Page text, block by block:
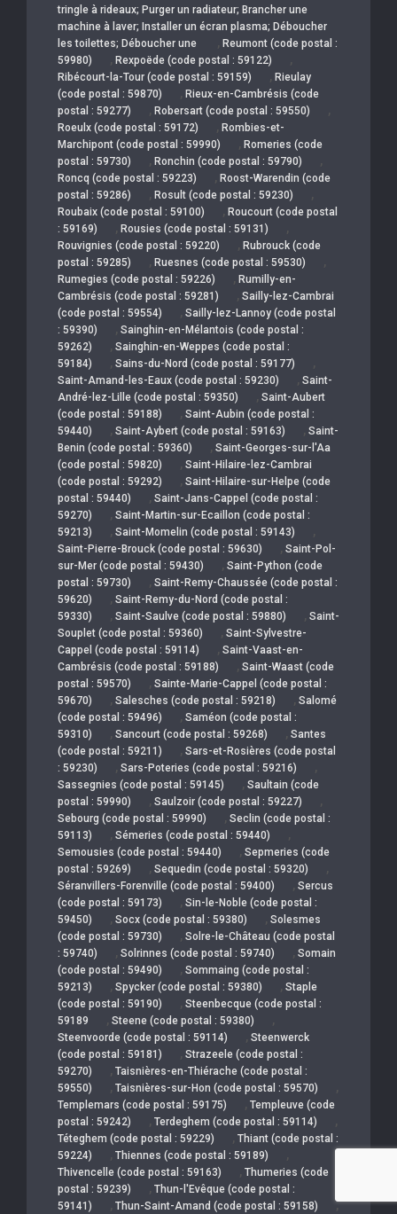
tringle à rideaux; Purger un radiateur; Brancher une
machine à laver; Installer un écran plasma; Déboucher
les toilettes; Déboucher une
, Reumont (code postal :
59980)
, Rexpoëde (code postal : 59122) ,
Ribécourt-la-Tour (code postal : 59159) , Rieulay
(code postal : 59870)
, Rieux-en-Cambrésis (code
postal : 59277)
, Robersart (code postal : 59550) ,
Roeulx (code postal : 59172) , Rombies-et-
Marchipont (code postal : 59990)
, Romeries (code
postal : 59730)
, Ronchin (code postal : 59790) ,
Roncq (code postal : 59223) , Roost-Warendin (code
postal : 59286)
, Rosult (code postal : 59230) ,
Roubaix (code postal : 59100) , Roucourt (code postal
: 59169)
, Rousies (code postal : 59131) ,
Rouvignies (code postal : 59220) , Rubrouck (code
postal : 59285)
, Ruesnes (code postal : 59530) ,
Rumegies (code postal : 59226) , Rumilly-en-
Cambrésis (code postal : 59281)
, Sailly-lez-Cambrai
(code postal : 59554)
, Sailly-lez-Lannoy (code postal
: 59390)
, Sainghin-en-Mélantois (code postal :
59262)
, Sainghin-en-Weppes (code postal :
59184)
, Sains-du-Nord (code postal : 59177) ,
Saint-Amand-les-Eaux (code postal : 59230) , Saint-
André-lez-Lille (code postal : 59350)
, Saint-Aubert
(code postal : 59188)
, Saint-Aubin (code postal :
59440)
, Saint-Aybert (code postal : 59163) , Saint-
Benin (code postal : 59360)
, Saint-Georges-sur-l'Aa
(code postal : 59820)
, Saint-Hilaire-lez-Cambrai
(code postal : 59292)
, Saint-Hilaire-sur-Helpe (code
postal : 59440)
, Saint-Jans-Cappel (code postal :
59270)
, Saint-Martin-sur-Ecaillon (code postal :
59213)
, Saint-Momelin (code postal : 59143) ,
Saint-Pierre-Brouck (code postal : 59630) , Saint-Pol-
sur-Mer (code postal : 59430)
, Saint-Python (code
postal : 59730)
, Saint-Remy-Chaussée (code postal :
59620)
, Saint-Remy-du-Nord (code postal :
59330)
, Saint-Saulve (code postal : 59880) , Saint-
Souplet (code postal : 59360)
, Saint-Sylvestre-
Cappel (code postal : 59114)
, Saint-Vaast-en-
Cambrésis (code postal : 59188)
, Saint-Waast (code
postal : 59570)
, Sainte-Marie-Cappel (code postal :
59670)
, Salesches (code postal : 59218) , Salomé
(code postal : 59496)
, Saméon (code postal :
59310)
, Sancourt (code postal : 59268) , Santes
(code postal : 59211)
, Sars-et-Rosières (code postal
: 59230)
, Sars-Poteries (code postal : 59216) ,
Sassegnies (code postal : 59145) , Saultain (code
postal : 59990)
, Saulzoir (code postal : 59227) ,
Sebourg (code postal : 59990) , Seclin (code postal :
59113)
, Sémeries (code postal : 59440) ,
Semousies (code postal : 59440) , Sepmeries (code
postal : 59269)
, Sequedin (code postal : 59320) ,
Séranvillers-Forenville (code postal : 59400) , Sercus
(code postal : 59173)
, Sin-le-Noble (code postal :
59450)
, Socx (code postal : 59380) , Solesmes
(code postal : 59730)
, Solre-le-Château (code postal
: 59740)
, Solrinnes (code postal : 59740) , Somain
(code postal : 59490)
, Sommaing (code postal :
59213)
, Spycker (code postal : 59380) , Staple
(code postal : 59190)
, Steenbecque (code postal :
59189
, Steene (code postal : 59380) ,
Steenvoorde (code postal : 59114) , Steenwerck
(code postal : 59181)
, Strazeele (code postal :
59270)
, Taisnières-en-Thiérache (code postal :
59550)
, Taisnières-sur-Hon (code postal : 59570) ,
Templemars (code postal : 59175) , Templeuve (code
postal : 59242)
, Terdeghem (code postal : 59114) ,
Téteghem (code postal : 59229) , Thiant (code postal :
59224)
, Thiennes (code postal : 59189) ,
Thivencelle (code postal : 59163) , Thumeries (code
postal : 59239)
, Thun-l'Evêque (code postal :
59141)
, Thun-Saint-Amand (code postal : 59158) ,